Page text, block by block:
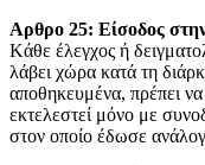
Aρθρο 25: Είσοδος
Kάθε έλεγχος ή
λάβει χώρα κατά τη
αποθηκευμένα, πρέπει
εκτελεστεί μόνο με
στον οποίο έδωσε